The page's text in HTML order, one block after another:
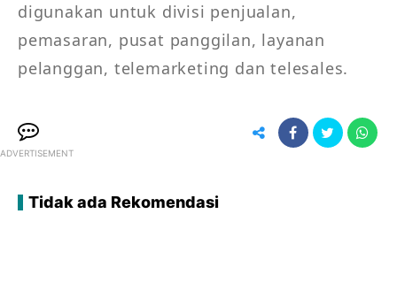
digunakan untuk divisi penjualan,
pemasaran, pusat panggilan, layanan
pelanggan, telemarketing dan telesales.
ADVERTISEMENT
Tidak ada Rekomendasi